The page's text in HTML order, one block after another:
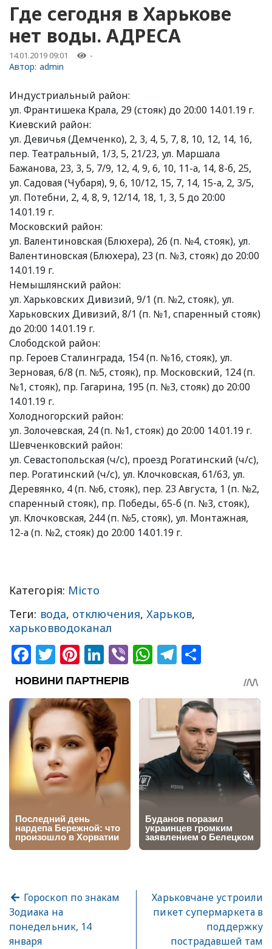
Где сегодня в Харькове
нет воды. АДРЕСА
14.01.2019 09:01 -
Автор: admin
Индустриальный район:
ул. Франтишека Крала, 29 (стояк) до 20:00 14.01.19 г.
Киевский район:
ул. Девичья (Демченко), 2, 3, 4, 5, 7, 8, 10, 12, 14, 16,
пер. Театральный, 1/3, 5, 21/23, ул. Маршала
Бажанова, 23, 3, 5, 7/9, 12, 4, 9, 6, 10, 11-а, 14, 8-б, 25,
ул. Садовая (Чубаря), 9, 6, 10/12, 15, 7, 14, 15-а, 2, 3/5,
ул. Потебни, 2, 4, 8, 9, 12/14, 18, 1, 3, 5 до 20:00
14.01.19 г.
Московский район:
ул. Валентиновская (Блюхера), 26 (п. №4, стояк), ул.
Валентиновская (Блюхера), 23 (п. №3, стояк) до 20:00
14.01.19 г.
Немышлянский район:
ул. Харьковских Дивизий, 9/1 (п. №2, стояк), ул.
Харьковских Дивизий, 8/1 (п. №1, спаренный стояк)
до 20:00 14.01.19 г.
Слободской район:
пр. Героев Сталинграда, 154 (п. №16, стояк), ул.
Зерновая, 6/8 (п. №5, стояк), пр. Московский, 124 (п.
№1, стояк), пр. Гагарина, 195 (п. №3, стояк) до 20:00
14.01.19 г.
Холодногорский район:
ул. Золочевская, 24 (п. №1, стояк) до 20:00 14.01.19 г.
Шевченковский район:
ул. Севастопольская (ч/с), проезд Рогатинский (ч/с),
пер. Рогатинский (ч/с), ул. Клочковская, 61/63, ул.
Деревянко, 4 (п. №6, стояк), пер. 23 Августа, 1 (п. №2,
спаренный стояк), пр. Победы, 65-б (п. №3, стояк),
ул. Клочковская, 244 (п. №5, стояк), ул. Монтажная,
12-а (п. №2, стояк) до 20:00 14.01.19 г.
Категорія: Місто
Теги: вода, отключения,Харьков,
харьковводоканал
Facebook
Twitter
Pinterest
LinkedIn
ViberWhatsApp
Telegram
Гороскоп по знакам
Зодиака на
понедельник, 14
января
Харьковчане устроили
пикет супермаркета в
поддержку
пострадавшей там